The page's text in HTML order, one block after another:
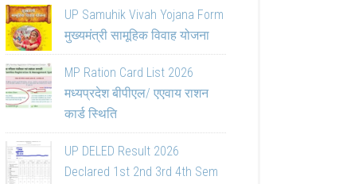
UP Samuhik Vivah Yojana Form
मुख्यमंत्री सामूहिक विवाह योजना
MP Ration Card List 2026
मध्यप्रदेश बीपीएल/ एएवाय राशन
कार्ड स्थिति
UP DELED Result 2026
Declared 1st 2nd 3rd 4th Sem